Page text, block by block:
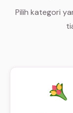
Pilih kategori